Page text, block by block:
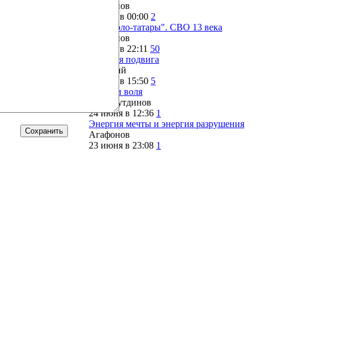
Агафонов
4 июля в 00:00 2
"Монголо-татары". СВО 13 века
Агафонов
2 июля в 22:11 50
История подвига
Дмитрий
2 июля в 15:50 5
Семья и воля
МФасхутдинов
24 июня в 12:36 1
Энергия мечты и энергия разрушения
Агафонов
23 июня в 23:08 1